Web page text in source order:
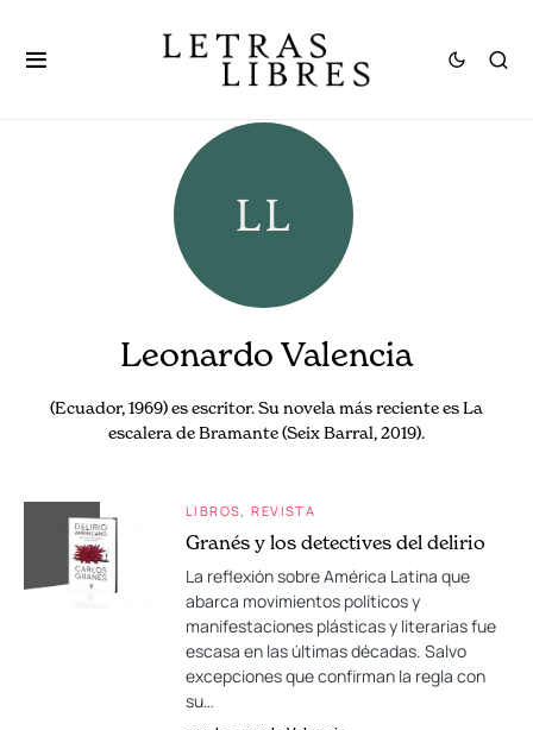
Leonardo Valencia
(Ecuador, 1969) es escritor. Su novela más reciente es La
escalera de Bramante (Seix Barral, 2019).
LIBROS REVISTA
Granés y los detectives del delirio
La reflexión sobre América Latina que
abarca movimientos políticos y
manifestaciones plásticas y literarias fue
escasa en las últimas décadas. Salvo
excepciones que confirman la regla con
su…